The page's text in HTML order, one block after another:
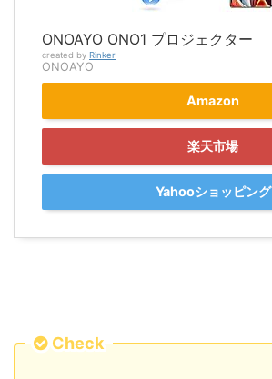
ONOAYO ONO1 プロジェクター
created by Rinker
ONOAYO
Amazon
楽天市場
Yahooショッピング
Check